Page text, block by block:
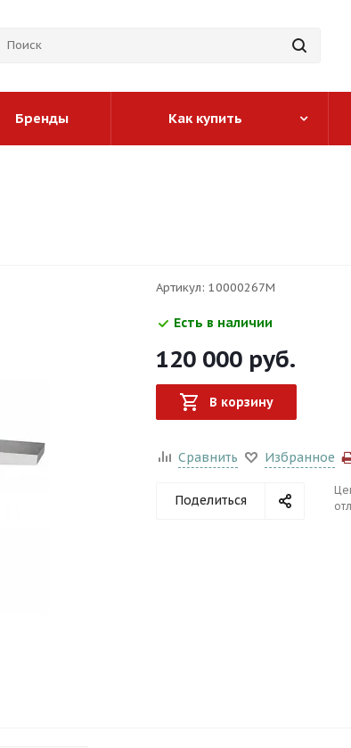
Бренды Как купить
Артикул: 10000267M
Есть в наличии
120 000 руб.
В корзину
Сравнить Избранное
Поделиться